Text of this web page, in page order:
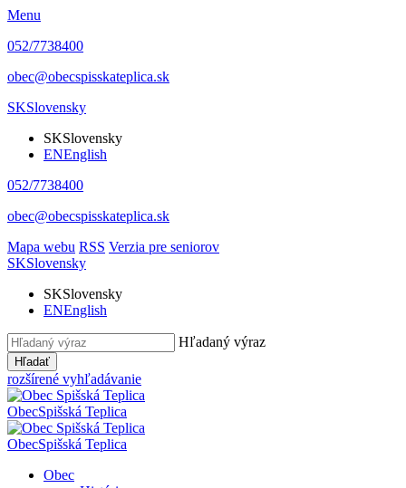
Menu
052/7738400
obec@obecspisskateplica.sk
SKSlovensky
SKSlovensky
ENEnglish
052/7738400
obec@obecspisskateplica.sk
Mapa webu RSS Verzia pre seniorov
SKSlovensky
SKSlovensky
ENEnglish
Hľadaný výraz
Hľadať
rozšírené vyhľadávanie
ObecSpišská Teplica
ObecSpišská Teplica
Obec